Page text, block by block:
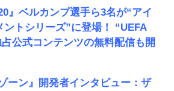
』ベルカンプ選手ら3名が“アイ
ントシリーズ”に登場！ “UEFA
公式コンテンツの無料配信も開
ーン』開発者インタビュー：ザ